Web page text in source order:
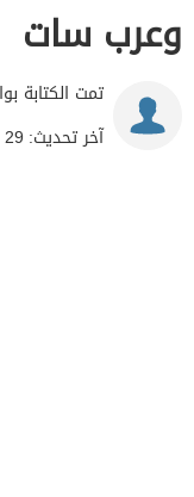
وعرب سات
تمت الكتابة
آخر تحديث: 29 ديسمبر 2025 - 5:13م